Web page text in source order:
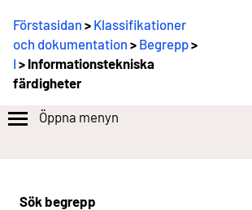
Förstasidan > Klassifikationer
och dokumentation > Begrepp>
I > Informationstekniska
färdigheter
Öppna menyn
Sök begrepp